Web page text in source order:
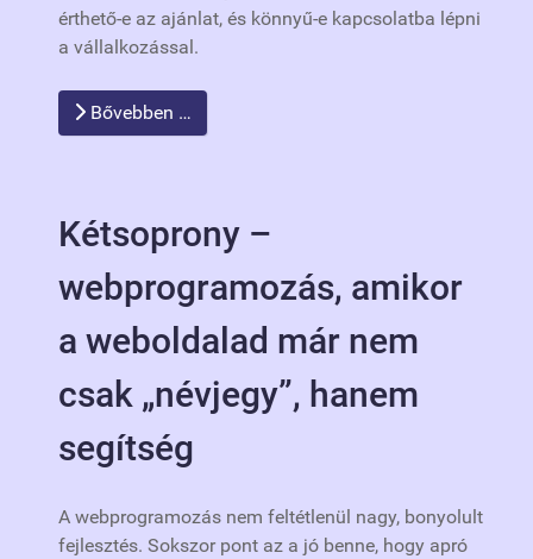
érthető-e az ajánlat, és könnyű-e kapcsolatba lépni
a vállalkozással.
Bővebben …
Kétsoprony –
webprogramozás, amikor
a weboldalad már nem
csak „névjegy”, hanem
segítség
A webprogramozás nem feltétlenül nagy, bonyolult
fejlesztés. Sokszor pont az a jó benne, hogy apró